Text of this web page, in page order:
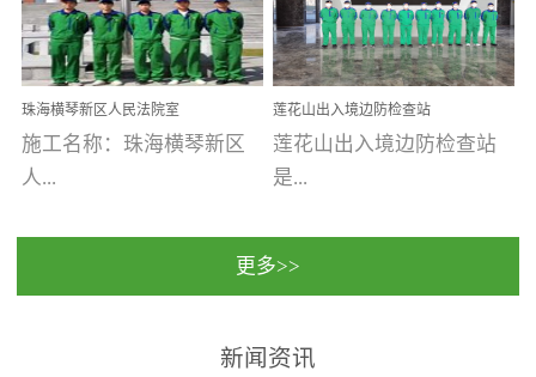
茁壮成长的树，只要我们
人人都爱护她、珍惜她、
她将越来越枝繁叶茂，终
将会成为一棵参天大树！
优吸环保截止2020年拥有
全国600家网点分支机构。
内空气治理项目东莞美豪
雅致酒店 东莞美豪雅
致酒店是为中高端人士...
理 工程案例地址：广
州南沙区·香港科技大学(广
州)校区 工程案...
珠海横琴新区人民法院室
内除甲醛空气治理项目
施工名称：珠海横琴新区
人...
民法院室内除甲醛空气治
保施工日期：2020年1月珠
莲花山出入境边防检查站
室内除甲醛空气治理项目
莲花山出入境边防检查站
是...
国家通过设在对外开放口
（及各出入境边防检查
更多>>
新闻资讯